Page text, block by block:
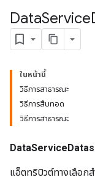
DataService
ในหน้านี้
วิธีการสาธารณะ
วิธีการสืบทอด
วิธีการสาธารณะ
แอ็ตทริบิวต์ทางเลือก